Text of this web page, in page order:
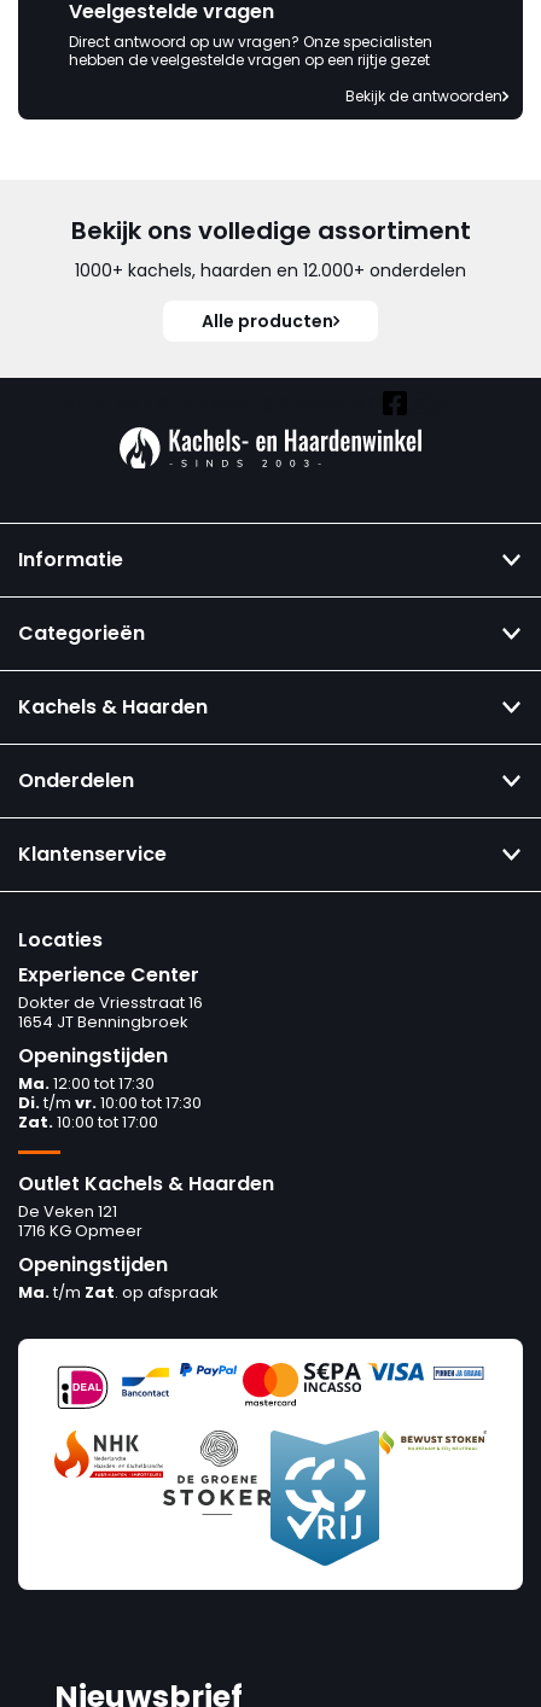
Veelgestelde vragen
Direct antwoord op uw vragen? Onze specialisten
hebben de veelgestelde vragen op een rijtje gezet
Bekijk de antwoorden
Bekijk ons volledige assortiment
1000+ kachels, haarden en 12.000+ onderdelen
Alle producten
Informatie
Categorieën
Kachels & Haarden
Onderdelen
Klantenservice
Locaties
Experience Center
Dokter de Vriesstraat 16
1654 JT Benningbroek
Openingstijden
Ma.12:00 tot 17:30
Di.t/m vr.10:00 tot 17:30
Zat.10:00 tot 17:00
Outlet Kachels & Haarden
De Veken 121
1716 KG Opmeer
Openingstijden
Ma.t/m Zat. op afspraak
Nieuwsbrief